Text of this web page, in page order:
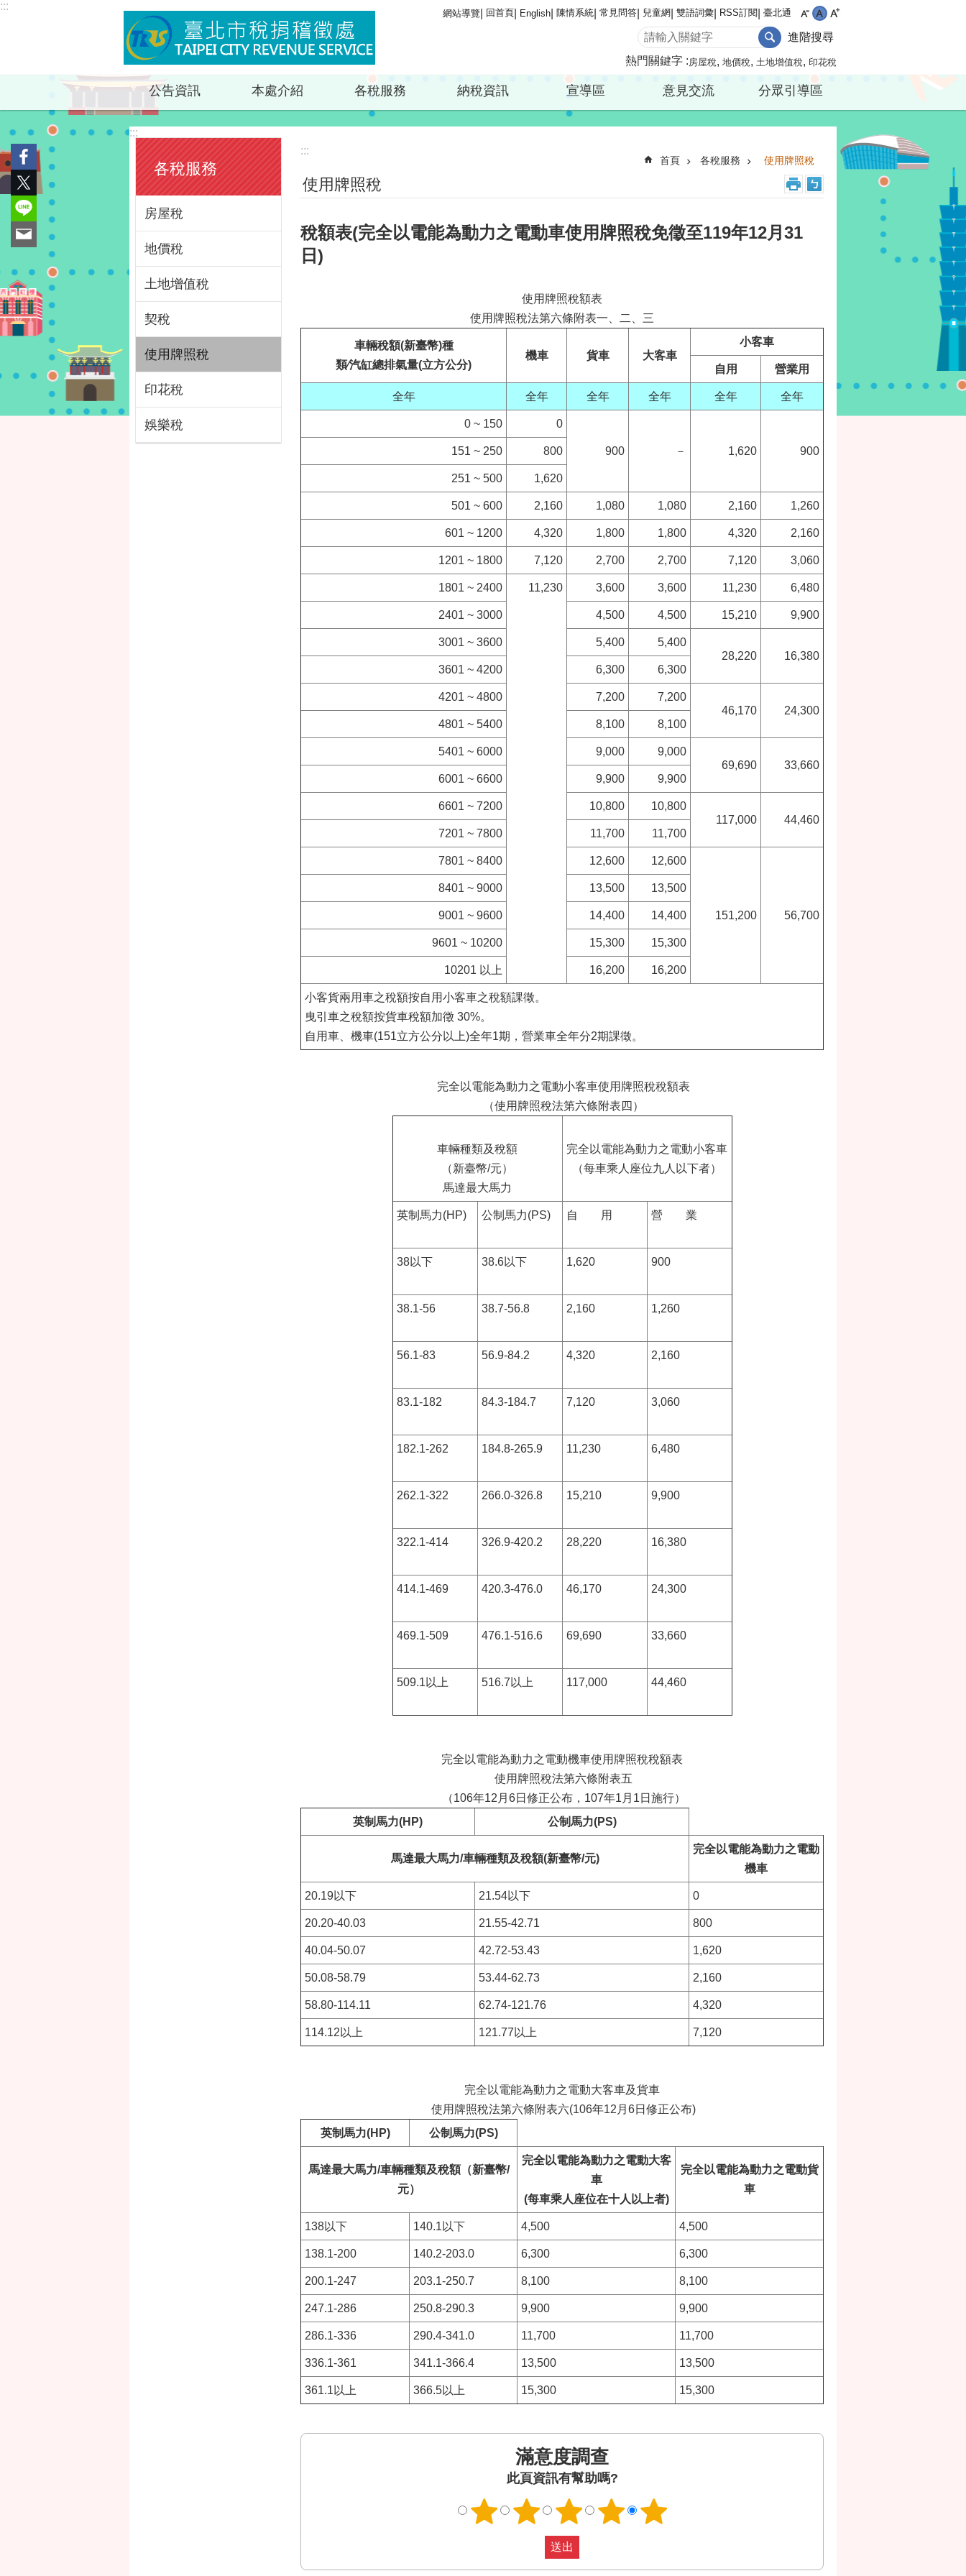
跳到主要內容區塊
:::
網站導覽 回首頁 English 陳情系統 常見問答 兒童網 雙語詞彙 RSS訂閱 臺北通
進階搜尋
熱門關鍵字
房屋稅 地價稅 土地增值稅 印花稅
公告資訊 本處介紹 各稅服務 納稅資訊 宣導區 意見交流 分眾引導區
:::
各稅服務
房屋稅
地價稅
土地增值稅
契稅
使用牌照稅
印花稅
娛樂稅
:::
首頁 各稅服務 使用牌照稅
使用牌照稅
稅額表(完全以電能為動力之電動車使用牌照稅免徵至119年12月31
日)
使用牌照稅額表
使用牌照稅法第六條附表一、二、三
車輛稅額(新臺幣)種
類∕汽缸總排氣量(立方公分)
機車 貨車 大客車
小客車
自用 營業用
全年 全年 全年 全年 全年 全年
0 ~ 150 0
900 － 1,620 900
151 ~ 250 800
251 ~ 500 1,620
501 ~ 600 2,160 1,080 1,080 2,160 1,260
601 ~ 1200 4,320 1,800 1,800 4,320 2,160
1201 ~ 1800 7,120 2,700 2,700 7,120 3,060
1801 ~ 2400 11,230 3,600 3,600 11,230 6,480
2401 ~ 3000 4,500 4,500 15,210 9,900
3001 ~ 3600 5,400
5,400
28,220
16,380
3601 ~ 4200
6,300 6,300
4201 ~ 4800 7,200
7,200
46,170
24,300
4801 ~ 5400
8,100 8,100
5401 ~ 6000 9,000
9,000
69,690
33,660
6001 ~ 6600
9,900 9,900
6601 ~ 7200 10,800
10,800
117,000
44,460
7201 ~ 7800
11,700 11,700
7801 ~ 8400 12,600 12,600
151,200 56,700
8401 ~ 9000 13,500 13,500
9001 ~ 9600 14,400 14,400
9601 ~ 10200 15,300 15,300
10201 以上 16,200 16,200
小客貨兩用車之稅額按自用小客車之稅額課徵。
曳引車之稅額按貨車稅額加徵 30%。
自用車、機車(151立方公分以上)全年1期，營業車全年分2期課徵。
車輛種類及稅額
（新臺幣/元）
馬達最大馬力
完全以電能為動力之電動小客車
（每車乘人座位九人以下者）
完全以電能為動力之電動小客車使用牌照稅稅額表
（使用牌照稅法第六條附表四）
英制馬力(HP) 公制馬力(PS) 自 用 營 業
38以下 38.6以下 1,620 900
38.1-56 38.7-56.8 2,160 1,260
56.1-83 56.9-84.2 4,320 2,160
83.1-182 84.3-184.7 7,120 3,060
182.1-262 184.8-265.9 11,230 6,480
262.1-322 266.0-326.8 15,210 9,900
322.1-414 326.9-420.2 28,220 16,380
414.1-469 420.3-476.0 46,170 24,300
469.1-509 476.1-516.6 69,690 33,660
509.1以上 516.7以上 117,000 44,460
英制馬力(HP) 公制馬力(PS)
馬達最大馬力/車輛種類及稅額(新臺幣/元)
完全以電能為動力之電動
機車
完全以電能為動力之電動機車使用牌照稅稅額表
使用牌照稅法第六條附表五
（106年12月6日修正公布，107年1月1日施行）
20.19以下 21.54以下 0
20.20-40.03 21.55-42.71 800
40.04-50.07 42.72-53.43 1,620
50.08-58.79 53.44-62.73 2,160
58.80-114.11 62.74-121.76 4,320
114.12以上 121.77以上 7,120
英制馬力(HP) 公制馬力(PS)
馬達最大馬力/車輛種類及稅額（新臺幣/
元）
完全以電能為動力之電動大客
車
(每車乘人座位在十人以上者)
完全以電能為動力之電動貨
車
完全以電能為動力之電動大客車及貨車
使用牌照稅法第六條附表六(106年12月6日修正公布)
138以下 140.1以下 4,500 4,500
138.1-200 140.2-203.0 6,300 6,300
200.1-247 203.1-250.7 8,100 8,100
247.1-286 250.8-290.3 9,900 9,900
286.1-336 290.4-341.0 11,700 11,700
336.1-361 341.1-366.4 13,500 13,500
361.1以上 366.5以上 15,300 15,300
滿意度調查
此頁資訊有幫助嗎?